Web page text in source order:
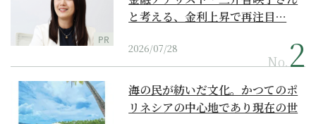
PR
と考える、金利上昇で再注目…
2026/07/28
No.
海の民が紡いだ文化。かつてのポ
リネシアの中心地であり現在の世